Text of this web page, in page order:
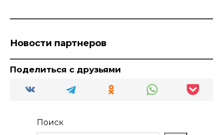
Новости партнеров
Поделиться с друзьями
Поиск